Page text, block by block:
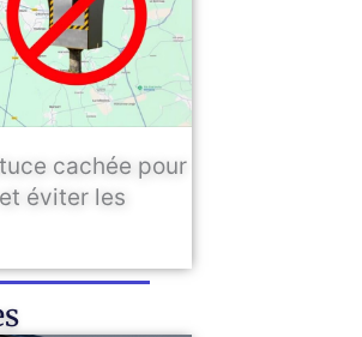
cachée pour
éviter les